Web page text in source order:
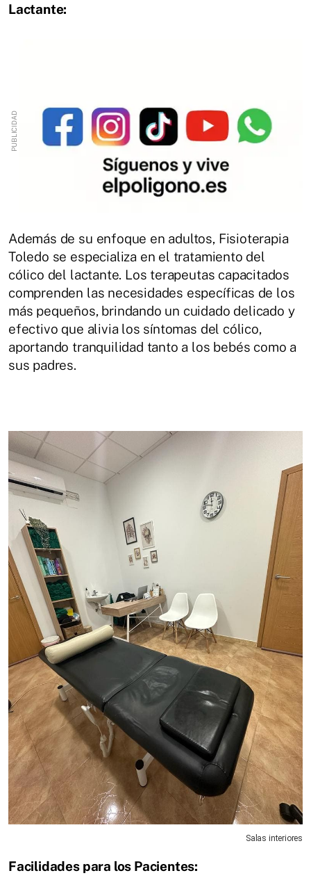
Lactante:
Además de su enfoque en adultos, Fisioterapia
Toledo se especializa en el tratamiento del
cólico del lactante. Los terapeutas capacitados
comprenden las necesidades específicas de los
más pequeños, brindando un cuidado delicado y
efectivo que alivia los síntomas del cólico,
aportando tranquilidad tanto a los bebés como a
sus padres.
Salas interiores
Facilidades para los Pacientes: